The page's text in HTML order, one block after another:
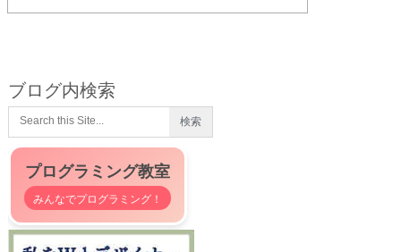
ブログ内検索
プログラミング教室
みんなでプログラミング！